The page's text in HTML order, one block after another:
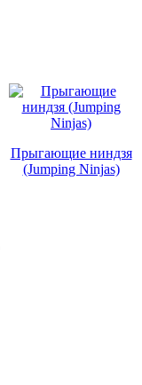
Прыгающие ниндзя
(Jumping Ninjas)